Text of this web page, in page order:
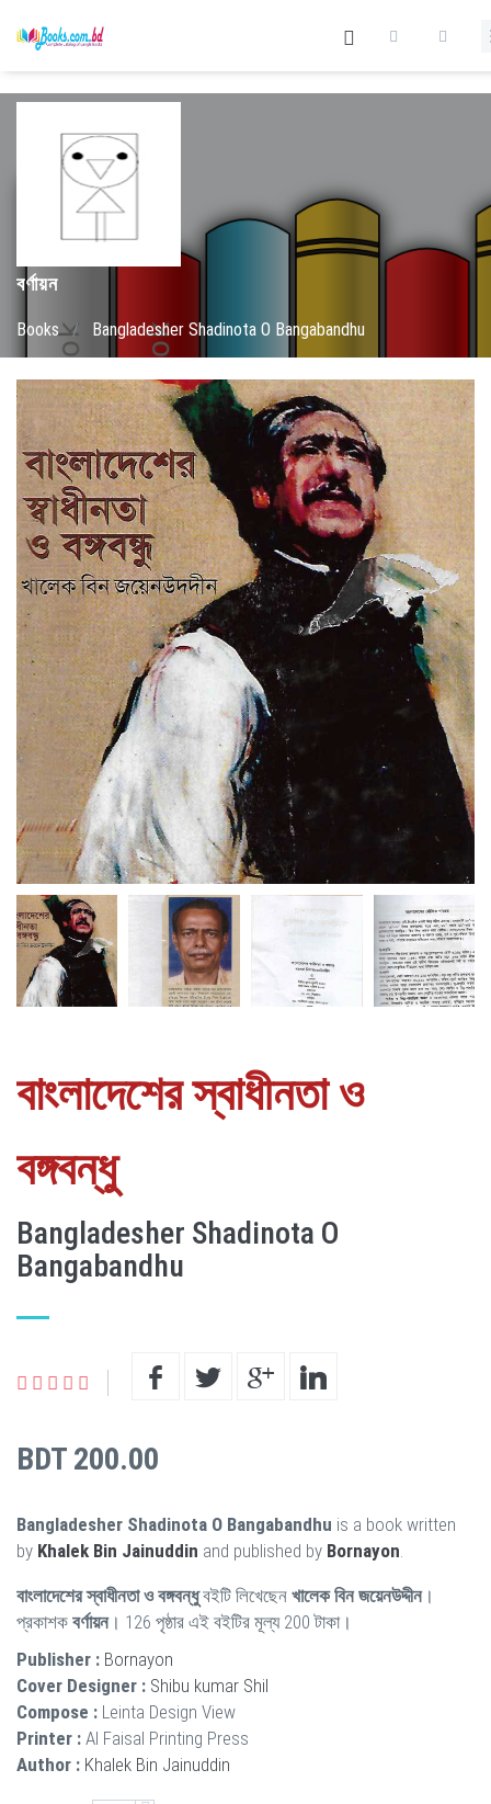
বর্ণায়ন
Books / Bangladesher Shadinota O Bangabandhu
বাংলাদেশের স্বাধীনতা ও
বঙ্গবন্ধু
Bangladesher Shadinota O
Bangabandhu
BDT 200.00
Bangladesher Shadinota O Bangabandhu is a book written
by Khalek Bin Jainuddin and published by Bornayon
বাংলাদেশের স্বাধীনতা ও বঙ্গবন্ধুবইটি লিখেছেন খালেক বিন জয়েনউদ্দীন।
প্রকাশক বর্ণায়ন। 126 পৃষ্ঠার এই বইটির মূল্য 200 টাকা।
Publisher : Bornayon
Cover Designer : Shibu kumar Shil
Compose : Leinta Design View
Printer : Al Faisal Printing Press
Author : Khalek Bin Jainuddin